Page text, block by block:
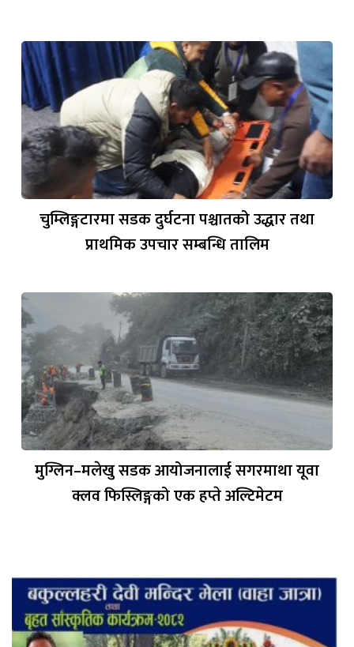
चुम्लिङ्गटारमा सडक दुर्घटना पश्चातको उद्धार तथा
प्राथमिक उपचार सम्बन्धि तालिम
मुग्लिन–मलेखु सडक आयोजनालाई सगरमाथा यूवा
क्लव फिस्लिङ्गको एक हप्ते अल्टिमेटम